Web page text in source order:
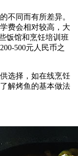
不同而有所差异。
费会相对较高，大
饭馆和烹饪培训班
500元人民币之
选择，如在线烹饪
解烤鱼的基本做法